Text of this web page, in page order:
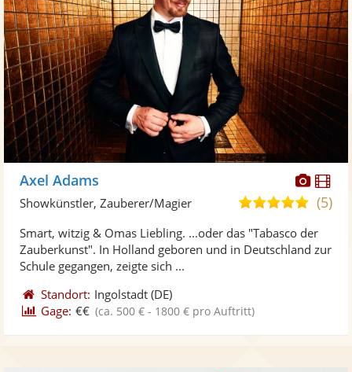
Fotos
Axel Adams
5,0
5
(5)
Showkünstler, Zauberer/Magier
Smart, witzig & Omas Liebling. ...oder das "Tabasco der
Zauberkunst". In Holland geboren und in Deutschland zur
Schule gegangen, zeigte sich ...
Standort: Ingolstadt (DE)
Gage: €€ (ca. 500 € - 1800 € pro Auftritt)